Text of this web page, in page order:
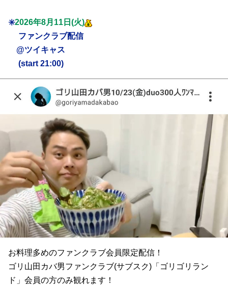
✳️2026年8月11日(火)
ファンクラブ配信
@ツイキャス
(start 21:00)
お料理多めのファンクラブ会員限定配信！
ゴリ山田カバ男ファンクラブ(サブスク)「ゴリゴリラン
ド」会員の方のみ観れます！